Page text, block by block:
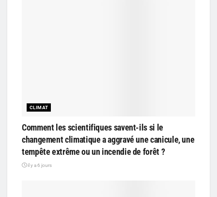
CLIMAT
Comment les scientifiques savent-ils si le
changement climatique a aggravé une canicule, une
tempête extrême ou un incendie de forêt ?
il y a 6 jours